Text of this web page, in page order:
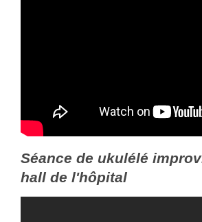
Séance de ukulélé
hall de l'hôpital